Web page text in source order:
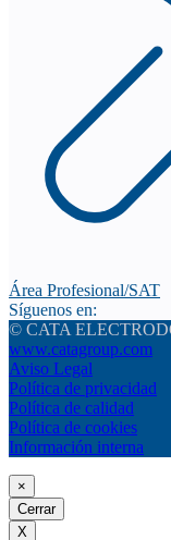
Área Profesional/SAT
Síguenos en:
© CATA
www.catagroup.com
Aviso Legal
Política de privacidad
Política de calidad
Política de cookies
Información interna
×
Cerrar
X